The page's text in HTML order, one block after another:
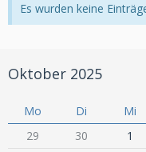
Es wurden keine
Oktober 2025
Mo Di Mi
29
30 1